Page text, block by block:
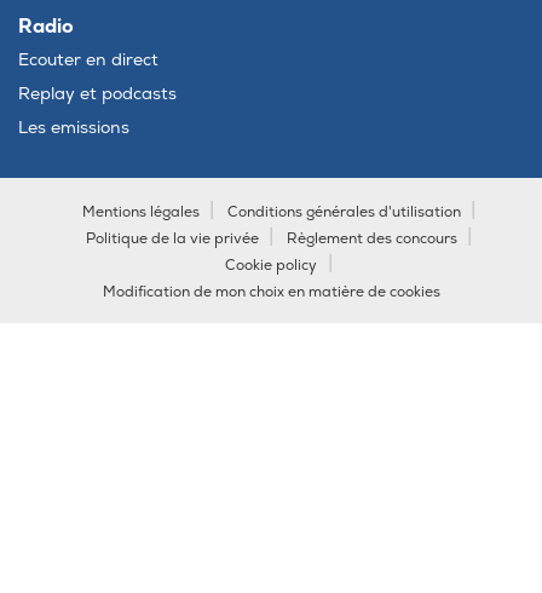
Radio
Ecouter en direct
Replay et podcasts
Les emissions
Mentions légales
Conditions générales d'utilisation
Politique de la vie privée
Règlement des concours
Cookie policy
Modification de mon choix en matière de cookies